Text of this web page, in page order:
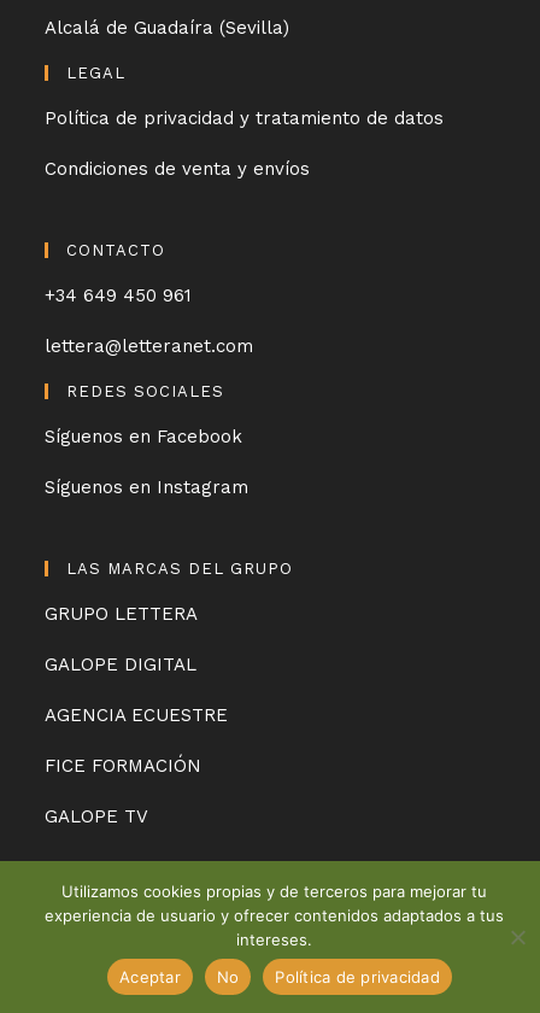
REALIZA TUS PEDIDOS LLAMANDO AL
TELÉFONO +34 649 450 961
Descartar
Alcalá de Guadaíra (Sevilla)
LEGAL
Política de privacidad y tratamiento de datos
Condiciones de venta y envíos
CONTACTO
+34 649 450 961
lettera@letteranet.com
REDES SOCIALES
Síguenos en Facebook
Síguenos en Instagram
LAS MARCAS DEL GRUPO
GRUPO LETTERA
GALOPE DIGITAL
AGENCIA ECUESTRE
FICE FORMACIÓN
GALOPE TV
Utilizamos cookies propias y de terceros para mejorar tu
experiencia de usuario y ofrecer contenidos adaptados a tus
intereses.
Aceptar
No Política de privacidad